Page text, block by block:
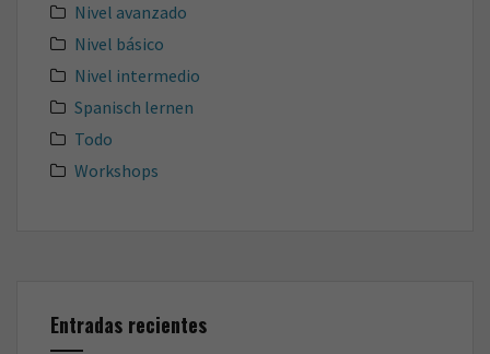
Nivel avanzado
Nivel básico
Nivel intermedio
Spanisch lernen
Todo
Workshops
Entradas recientes